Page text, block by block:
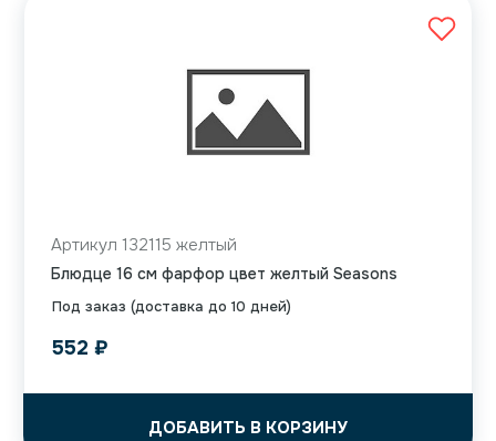
Под заказ (доставка до 10 дней)
Артикул 132115 желтый
Блюдце 16 см фарфор цвет желтый Seasons
552 ₽
ДОБАВИТЬ В КОРЗИНУ